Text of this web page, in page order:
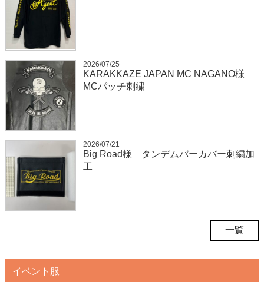
2026/07/25
KARAKKAZE JAPAN MC NAGANO様
MCパッチ刺繍
2026/07/21
Big Road様 タンデムバーカバー刺繍加
工
一覧
イベント服